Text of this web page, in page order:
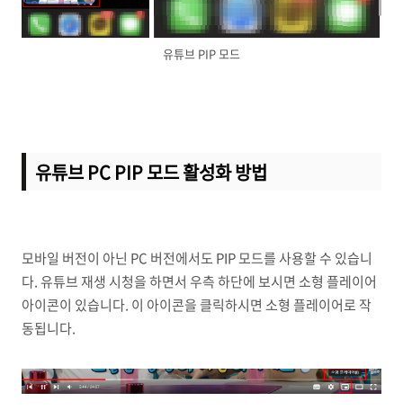
유튜브 PIP 모드
유튜브 PC PIP 모드 활성화 방법
모바일 버전이 아닌 PC 버전에서도 PIP 모드를 사용할 수 있습니
다. 유튜브 재생 시청을 하면서 우측 하단에 보시면 소형 플레이어
아이콘이 있습니다. 이 아이콘을 클릭하시면 소형 플레이어로 작
동됩니다.